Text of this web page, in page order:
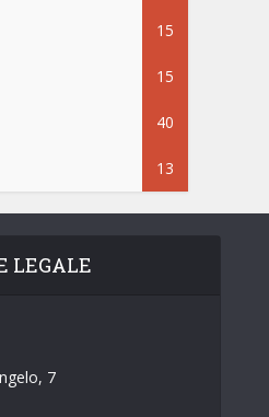
15
15
40
13
LEGALE
7